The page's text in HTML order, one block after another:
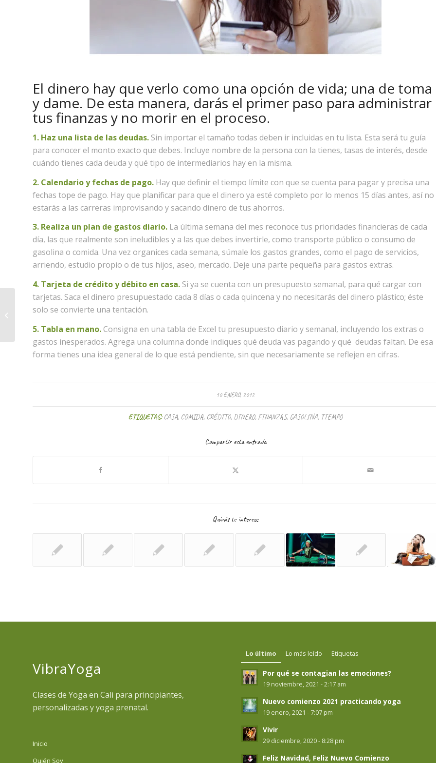
El dinero hay que verlo como una opción de vida; una de toma
y dame. De esta manera, darás el primer paso para administrar
tus finanzas y no morir en el proceso.
1. Haz una lista de las deudas. Sin importar el tamaño todas deben ir incluidas en tu lista. Esta será tu guía
para conocer el monto exacto que debes. Incluye nombre de la persona con la tienes, tasas de interés, desde
cuándo tienes cada deuda y qué tipo de intermediarios hay en la misma.
2. Calendario y fechas de pago. Hay que definir el tiempo límite con que se cuenta para pagar y precisa una
fechas tope de pago. Hay que planificar para que el dinero ya esté completo por lo menos 15 días antes, así no
estarás a las carreras improvisando y sacando dinero de tus ahorros.
3. Realiza un plan de gastos diario. La última semana del mes reconoce tus prioridades financieras de cada
día, las que realmente son ineludibles y a las que debes invertirle, como transporte público o consumo de
gasolina o comida. Una vez organices cada semana, súmale los gastos grandes, como el pago de servicios,
arriendo, estudio propio o de tus hijos, aseo, mercado. Deje una parte pequeña para gastos extras.
4. Tarjeta de crédito y débito en casa. Si ya se cuenta con un presupuesto semanal, para qué cargar con
tarjetas. Saca el dinero presupuestado cada 8 días o cada quincena y no necesitarás del dinero plástico; éste
solo se convierte una tentación.
5. Tabla en mano. Consigna en una tabla de Excel tu presupuesto diario y semanal, incluyendo los extras o
gastos inesperados. Agrega una columna donde indiques qué deuda vas pagando y qué deudas faltan. De esa
forma tienes una idea general de lo que está pendiente, sin que necesariamente se reflejen en cifras.
10 ENERO, 2012
ETIQUETAS: CASA, COMIDA, CRÉDITO, DINERO, FINANZAS, GASOLINA, TIEMPO
Compartir esta entrada
Quizás te interese
VibraYoga
Clases de Yoga en Cali para principiantes,
personalizadas y yoga prenatal.
Inicio
Quién Soy
Lo último Lo más leído Etiquetas
Por qué se contagian las emociones?
19 noviembre, 2021 - 2:17 am
Nuevo comienzo 2021 practicando yoga
19 enero, 2021 - 7:07 pm
Vivir
29 diciembre, 2020 - 8:28 pm
Feliz Navidad, Feliz Nuevo Comienzo
Que su relación de pareja no pierda